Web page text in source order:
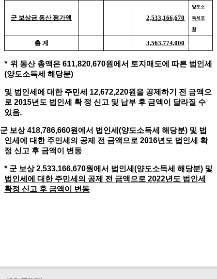
군 보상금 동산 평가액 2,533,166,670
양도소
득세포
함
총 계 3,563,774,000
* 위 동산 총액은 611,820,670원에서 토지매도에 따른 법인세
(양도소득세 해당분)
및 법인세에 대한 주민세 12,672,220원을 공제하기 전 금액으
로 2015년도 법인세 확 정 신고 및 납부 후 금액이 달라질 수
있음.
군 보상418,786,660원에서 법인세(양도소득세 해당분) 및 법
인세에 대한 주민세의 공제 전 금액으로 2016년도 법인세 확
정 신고 후 금액이 변동
* 군 보상2,533,166,670원에서 법인세 (양도소득세 해당분) 및
법인세에 대한 주민세의 공제 전 금액으로 2022년도 법인세
확정 신고 후 금액이 변동